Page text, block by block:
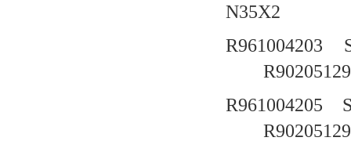
N35X2
R961004203
R961004205